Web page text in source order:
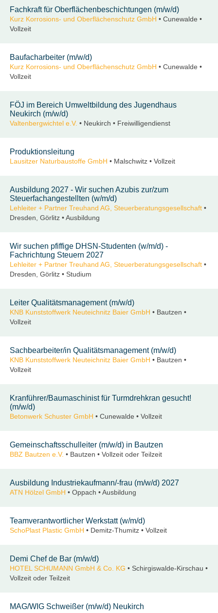
Fachkraft für Oberflächenbeschichtungen (m/w/d)
Kurz Korrosions- und Oberflächenschutz GmbH • Cunewalde •
Vollzeit
Baufacharbeiter (m/w/d)
Kurz Korrosions- und Oberflächenschutz GmbH • Cunewalde •
Vollzeit
FÖJ im Bereich Umweltbildung des Jugendhaus
Neukirch (m/w/d)
Valtenbergwichtel e.V. • Neukirch • Freiwilligendienst
Produktionsleitung
Lausitzer Naturbaustoffe GmbH • Malschwitz • Vollzeit
Ausbildung 2027 - Wir suchen Azubis zur/zum
Steuerfachangestellten (w/m/d)
Lehleiter + Partner Treuhand AG, Steuerberatungsgesellschaft •
Dresden, Görlitz • Ausbildung
Wir suchen pfiffige DHSN-Studenten (w/m/d) -
Fachrichtung Steuern 2027
Lehleiter + Partner Treuhand AG, Steuerberatungsgesellschaft •
Dresden, Görlitz • Studium
Leiter Qualitätsmanagement (m/w/d)
KNB Kunststoffwerk Neuteichnitz Baier GmbH • Bautzen •
Vollzeit
Sachbearbeiter/in Qualitätsmanagement (m/w/d)
KNB Kunststoffwerk Neuteichnitz Baier GmbH • Bautzen •
Vollzeit
Kranführer/Baumaschinist für Turmdrehkran gesucht!
(m/w/d)
Betonwerk Schuster GmbH • Cunewalde • Vollzeit
Gemeinschaftsschulleiter (m/w/d) in Bautzen
BBZ Bautzen e.V. • Bautzen • Vollzeit oder Teilzeit
Ausbildung Industriekaufmann/-frau (m/w/d) 2027
ATN Hölzel GmbH • Oppach • Ausbildung
Teamverantwortlicher Werkstatt (w/m/d)
SchoPlast Plastic GmbH • Demitz-Thumitz • Vollzeit
Demi Chef de Bar (m/w/d)
HOTEL SCHUMANN GmbH & Co. KG • Schirgiswalde-Kirschau •
Vollzeit oder Teilzeit
MAG/WIG Schweißer (m/w/d) Neukirch